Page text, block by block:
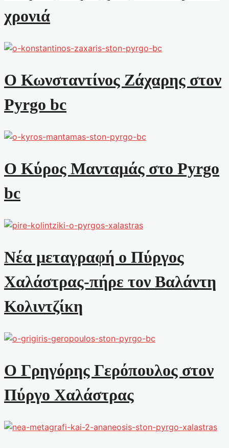
χρονιά
Ο Κωνσταντίνος Ζάχαρης στον
Pyrgo bc
Ο Κύρος Μανταμάς στο Pyrgo
bc
Νέα μεταγραφή ο Πύργος
Χαλάστρας-πήρε τον Βαλάντη
Κολιντζίκη
Ο Γρηγόρης Γερόπουλος στον
Πύργο Χαλάστρας